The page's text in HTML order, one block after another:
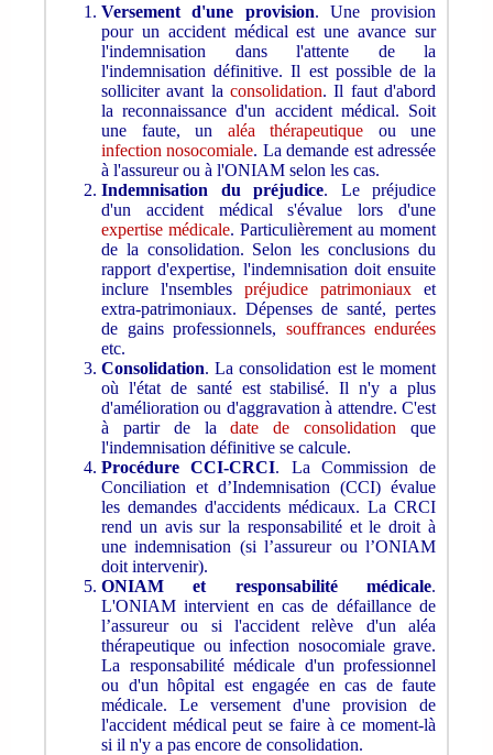
Versement d'une provision. Une provision
pour un accident médical est une avance sur
l'indemnisation dans l'attente de la
l'indemnisation définitive. Il est possible de la
solliciter avant la consolidation. Il faut d'abord
la reconnaissance d'un accident médical. Soit
une faute, un aléa thérapeutique ou une
infection nosocomiale. La demande est adressée
à l'assureur ou à l'ONIAM selon les cas.
Indemnisation du préjudice. Le préjudice
d'un accident médical s'évalue lors d'une
expertise médicale. Particulièrement au moment
de la consolidation. Selon les conclusions du
rapport d'expertise, l'indemnisation doit ensuite
inclure l'nsembles préjudice patrimoniaux et
extra-patrimoniaux. Dépenses de santé, pertes
de gains professionnels, souffrances endurées
etc.
Consolidation. La consolidation est le moment
où l'état de santé est stabilisé. Il n'y a plus
d'amélioration ou d'aggravation à attendre. C'est
à partir de ladate de consolidation que
l'indemnisation définitive se calcule.
Procédure CCI-CRCI. La Commission de
Conciliation et d’Indemnisation (CCI) évalue
les demandes d'accidents médicaux. La CRCI
rend un avis sur la responsabilité et le droit à
une indemnisation (si l’assureur ou l’ONIAM
doit intervenir).
ONIAM et responsabilité médicale.
L'ONIAM intervient en cas de défaillance de
l’assureur ou si l'accident relève d'un aléa
thérapeutique ou infection nosocomiale grave.
La responsabilité médicale d'un professionnel
ou d'un hôpital est engagée en cas de faute
médicale. Le versement d'une provision de
l'accident médical peut se faire à ce moment-là
si il n'y a pas encore de consolidation.